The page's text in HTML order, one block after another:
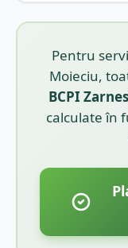
Pentru
Moieciu,
BCPI
calculate în